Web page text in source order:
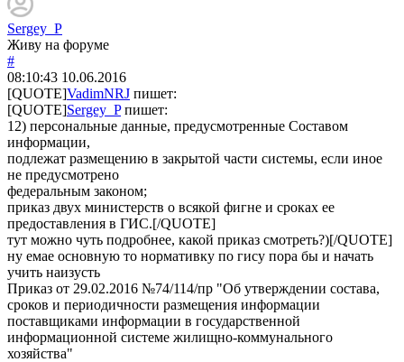
Sergey_P
Живу на форуме
#
08:10:43 10.06.2016
[QUOTE]VadimNRJ пишет:
[QUOTE]Sergey_Pпишет:
12) персональные данные, предусмотренные Составом
информации,
подлежат размещению в закрытой части системы, если иное
не предусмотрено
федеральным законом;
приказ двух министерств о всякой фигне и сроках ее
предоставления в ГИС.[/QUOTE]
тут можно чуть подробнее, какой приказ смотреть?)[/QUOTE]
ну емае основную то нормативку по гису пора бы и начать
учить наизусть
Приказ от 29.02.2016 №74/114/пр "Об утверждении состава,
сроков и периодичности размещения информации
поставщиками информации в государственной
информационной системе жилищно-коммунального
хозяйства"